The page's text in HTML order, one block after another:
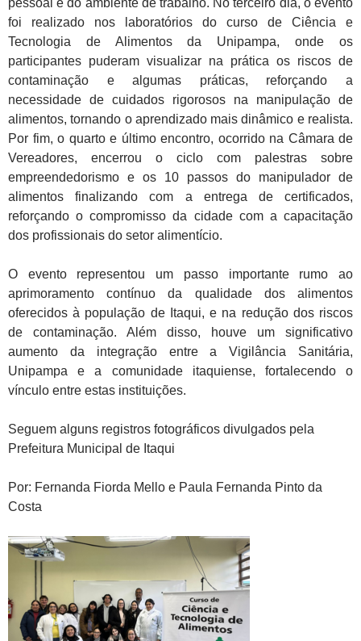
pessoal e do ambiente de trabalho. No terceiro dia, o evento
foi realizado nos laboratórios do curso de Ciência e
Tecnologia de Alimentos da Unipampa, onde os
participantes puderam visualizar na prática os riscos de
contaminação e algumas práticas, reforçando a
necessidade de cuidados rigorosos na manipulação de
alimentos, tornando o aprendizado mais dinâmico e realista.
Por fim, o quarto e último encontro, ocorrido na Câmara de
Vereadores, encerrou o ciclo com palestras sobre
empreendedorismo e os 10 passos do manipulador de
alimentos finalizando com a entrega de certificados,
reforçando o compromisso da cidade com a capacitação
dos profissionais do setor alimentício.
O evento representou um passo importante rumo ao
aprimoramento contínuo da qualidade dos alimentos
oferecidos à população de Itaqui, e na redução dos riscos
de contaminação. Além disso, houve um significativo
aumento da integração entre a Vigilância Sanitária,
Unipampa e a comunidade itaquiense, fortalecendo o
vínculo entre estas instituições.
Seguem alguns registros fotográficos divulgados pela
Prefeitura Municipal de Itaqui
Por: Fernanda Fiorda Mello e Paula Fernanda Pinto da
Costa